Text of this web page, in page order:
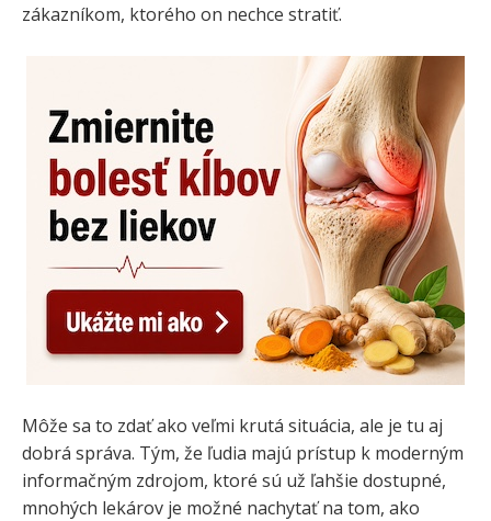
zákazníkom, ktorého on nechce stratiť.
Môže sa to zdať ako veľmi krutá situácia, ale je tu aj
dobrá správa. Tým, že ľudia majú prístup k moderným
informačným zdrojom, ktoré sú už ľahšie dostupné,
mnohých lekárov je možné nachytať na tom, ako